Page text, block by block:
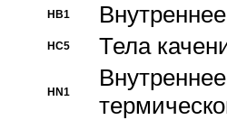
HB1
HC5 Тела
HN1